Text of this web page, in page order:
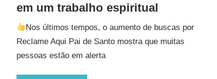
em um trabalho espiritual
Nos últimos tempos, o aumento de buscas por
Reclame Aqui Pai de Santo mostra que muitas
pessoas estão em alerta